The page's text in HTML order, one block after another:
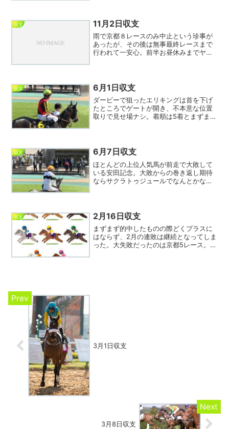
ず。いよいよ年...
収支 11月2日収支
雨で京都８レースのみ中止という珍事が
あったが、その後は無事最終レースまで
行われて一安心。前半お昼休みまでヤキ
ス、狙い通り9指数カ...
収支 6月1日収支
ダービーで狙ったエリキングは首を下げ
たところでゲートが開き、不本意な位置
取りで見せ場ナシ。着順は5着とまずまず
った。プレゼンターに小泉...
収支 6月7日収支
ほとんどの上位人気馬が前走で大敗して
いる安田記念。大敗からの巻き返し期待
ならサクラトゥジュールでなんとかなら
り替わった人気の⑬は...
収支 2月16日収支
まずまず的中したものの際どくプラスに
はならず、2月の連敗は継続となってしま
った。大失敗だったのは京都5レース。7
3月1日収支
3月8日収支